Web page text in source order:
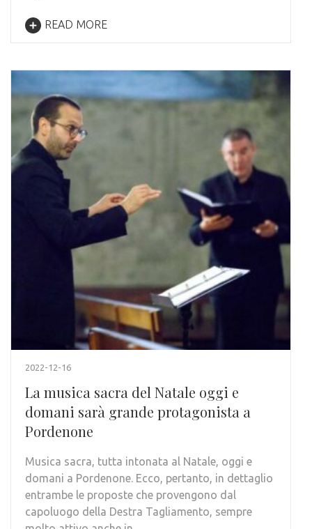
READ MORE
2022-12-16
La musica sacra del Natale oggi e
domani sarà grande protagonista a
Pordenone
Musica sacra, tutta intonata al Natale, oggi e
domani a Pordenone. Ecco, pertanto, in dettaglio
entrambe le proposte che provengono dal
capoluogo della Destra Tagliamento, sempre